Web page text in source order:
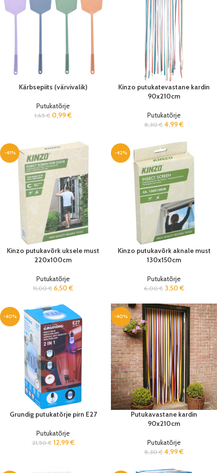
Kärbsepiits (värvivalik)
Putukatõrje
1,65€ 0,99€
Kinzo putukatevastane kardin
90x210cm
Putukatõrje
8,30€ 4,99€
-41%
Kinzo putukavõrk uksele must
220x100cm
Putukatõrje
11,00€ 6,50 €
-42%
Kinzo putukavõrk aknale must
130x150cm
Putukatõrje
6,00€ 3,50 €
-40%
Grundig putukatõrje pirn E27
Putukatõrje
21,50€ 12,99€
-40%
Putukavastane kardin
90x210cm
Putukatõrje
8,30€ 4,99€